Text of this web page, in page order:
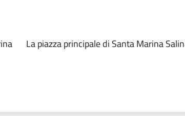
La piazza principale di Santa Marina